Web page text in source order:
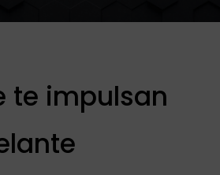
te impulsan